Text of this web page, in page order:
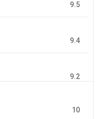
9.5
9.4
9.2
10